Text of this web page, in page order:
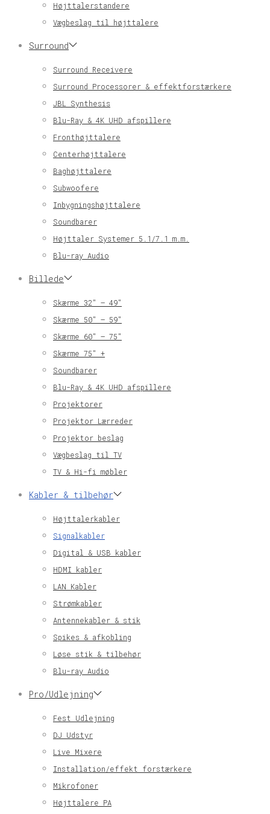
Højttalerstandere
Vægbeslag til højttalere
Surround
Surround Receivere
Surround Processorer & effektforstærkere
JBL Synthesis
Blu-Ray & 4K UHD afspillere
Fronthøjttalere
Centerhøjttalere
Baghøjttalere
Subwoofere
Inbygningshøjttalere
Soundbarer
Højttaler Systemer 5.1/7.1 m.m.
Blu-ray Audio
Billede
Skærme 32″ – 49″
Skærme 50″ – 59″
Skærme 60″ – 75″
Skærme 75″ +
Soundbarer
Blu-Ray & 4K UHD afspillere
Projektorer
Projektor Lærreder
Projektor beslag
Vægbeslag til TV
TV & Hi-fi møbler
Kabler & tilbehør
Højttalerkabler
Signalkabler
Digital & USB kabler
HDMI kabler
LAN Kabler
Strømkabler
Antennekabler & stik
Spikes & afkobling
Løse stik & tilbehør
Blu-ray Audio
Pro/Udlejning
Fest Udlejning
DJ Udstyr
Live Mixere
Installation/effekt forstærkere
Mikrofoner
Højttalere PA